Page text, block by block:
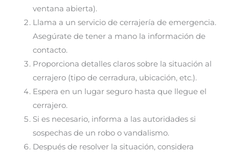
ventana abierta).
Llama a un servicio de cerrajería de emergencia.
Asegúrate de tener a mano la información de
contacto.
Proporciona detalles claros sobre la situación al
cerrajero (tipo de cerradura, ubicación, etc.).
Espera en un lugar seguro hasta que llegue el
cerrajero.
Si es necesario, informa a las autoridades si
sospechas de un robo o vandalismo.
Después de resolver la situación, considera